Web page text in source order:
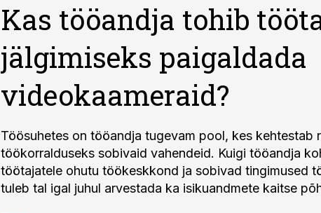
Kas tööandja tohib
jälgimiseks paigaldada
videokaameraid?
Töösuhetes on tööandja tugevam pool, kes kehtestab
töökorralduseks sobivaid vahendeid. Kuigi tööandja
töötajatele ohutu töökeskkond ja sobivad tingimused
tuleb tal igal juhul arvestada ka isikuandmete kaitse